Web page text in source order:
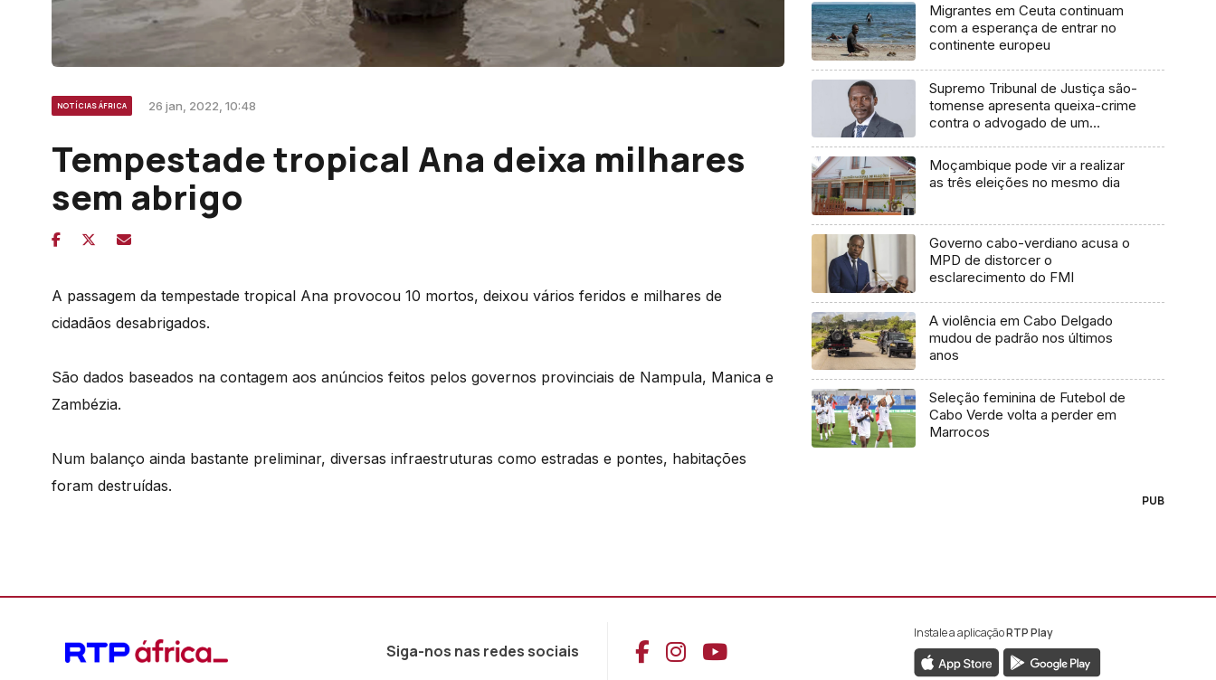
NOTÍCIAS ÁFRICA 26 jan, 2022, 10:48
Tempestade tropical Ana deixa milhares
sem abrigo
A passagem da tempestade tropical Ana provocou 10 mortos, deixou vários feridos e milhares de
cidadãos desabrigados.
São dados baseados na contagem aos anúncios feitos pelos governos provinciais de Nampula, Manica e
Zambézia.
Num balanço ainda bastante preliminar, diversas infraestruturas como estradas e pontes, habitações
foram destruídas.
Migrantes em Ceuta continuam
com a esperança de entrar no
continente europeu
Supremo Tribunal de Justiça são-
tomense apresenta queixa-crime
contra o advogado de um
Moçambique pode vir a realizar
as três eleições no mesmo dia
Governo cabo-verdiano acusa o
MPD de distorcer o
esclarecimento do FMI
A violência em Cabo Delgado
mudou de padrão nos últimos
anos
Seleção feminina de Futebol de
Cabo Verde volta a perder em
Marrocos
PUB
Siga-nos nas redes sociais Aceder ao Facebook da RTP África
Aceder ao Instagram da RTP África
Aceder ao YouTube da RTP África
Instale a aplicaçãoRTP Play